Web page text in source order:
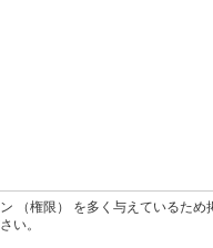
権限） を多く与えているた
い。